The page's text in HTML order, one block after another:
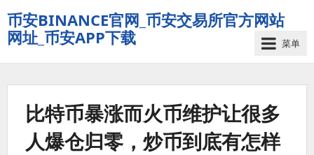
币安BINANCE官网_币安交易所官方网站
网址_币安APP下载
菜单
比特币暴涨而火币维护让很多
人爆仓归零，炒币到底有怎样